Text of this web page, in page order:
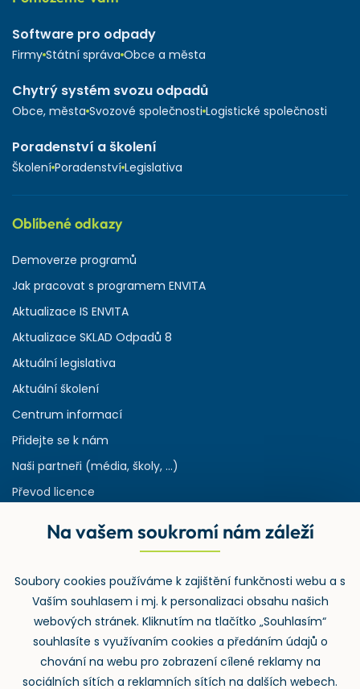
Software pro odpady
Firmy Státní správa Obce a města
Chytrý systém svozu odpadů
Obce, města Svozové společnosti Logistické společnosti
Poradenství a školení
Školení Poradenství Legislativa
Oblíbené odkazy
Demoverze programů
Jak pracovat s programem ENVITA
Aktualizace IS ENVITA
Aktualizace SKLAD Odpadů 8
Aktuální legislativa
Aktuální školení
Centrum informací
Přidejte se k nám
Naši partneři (média, školy, ...)
Převod licence
Rejstřík používaných zkratek v odpadech
Zpětný odběr
Na vašem soukromí nám záleží
Soubory cookies používáme k zajištění funkčnosti webu a s
Vaším souhlasem i mj. k personalizaci obsahu našich
webových stránek. Kliknutím na tlačítko „Souhlasím“
souhlasíte s využívaním cookies a předáním údajů o
chování na webu pro zobrazení cílené reklamy na
sociálních sítích a reklamních sítích na dalších webech.